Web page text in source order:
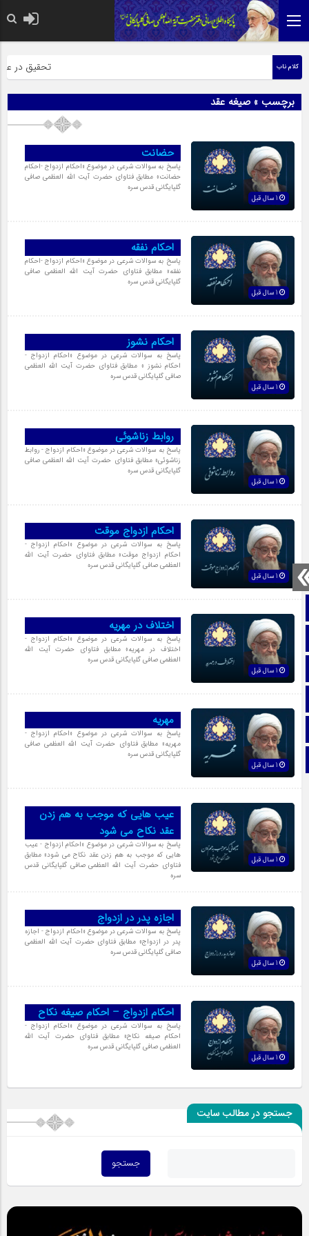
تماس با ما
اینستاگرام
تلگرام
کلام ناب تحقیق در
برچسب » صیغه عقد
حضانت
پاسخ به سوالات شرعی در موضوع «احکام ازدواج‏ -احکام
حضانت» مطابق فتاوای حضرت آیت الله العظمی صافی
گلپایگانی قدس سره
احکام نفقه
پاسخ به سوالات شرعی در موضوع «احکام ازدواج‏ -احکام
نفقه‏» مطابق فتاوای حضرت آیت الله العظمی صافی
گلپایگانی قدس سره
احکام نشوز
پاسخ به سوالات شرعی در موضوع «احکام ازدواج‏ -
احکام نشوز ‏» مطابق فتاوای حضرت آیت الله العظمی
صافی گلپایگانی قدس سره
روابط زناشوئى
پاسخ به سوالات شرعی در موضوع «احکام ازدواج‏ - روابط
زناشوئى‏» مطابق فتاوای حضرت آیت الله العظمی صافی
گلپایگانی قدس سره
احکام ازدواج موقت
پاسخ به سوالات شرعی در موضوع «احکام ازدواج‏ -
احکام ازدواج موقت‏» مطابق فتاوای حضرت آیت الله
العظمی صافی گلپایگانی قدس سره
اختلاف در مهریه‏
پاسخ به سوالات شرعی در موضوع «احکام ازدواج‏ -
اختلاف در مهریه‏» مطابق فتاوای حضرت آیت الله
العظمی صافی گلپایگانی قدس سره
مهریه
پاسخ به سوالات شرعی در موضوع «احکام ازدواج‏ -
مهریه‏» مطابق فتاوای حضرت آیت الله العظمی صافی
گلپایگانی قدس سره
عیب هایى که موجب به هم زدن
عقد نکاح مى شود
پاسخ به سوالات شرعی در موضوع «احکام ازدواج‏ - عیب
هایى که موجب به هم زدن عقد نکاح مى شود‏» مطابق
فتاوای حضرت آیت الله العظمی صافی گلپایگانی قدس
سره
اجازه پدر در ازدواج
پاسخ به سوالات شرعی در موضوع «احکام ازدواج‏ - اجازه
پدر در ازدواج‏» مطابق فتاوای حضرت آیت الله العظمی
صافی گلپایگانی قدس سره
احکام ازدواج‏ – احکام صیغه نکاح‏
پاسخ به سوالات شرعی در موضوع «احکام ازدواج‏ -
احکام صیغه نکاح‏» مطابق فتاوای حضرت آیت الله
العظمی صافی گلپایگانی قدس سره
جستجو در مطالب سایت